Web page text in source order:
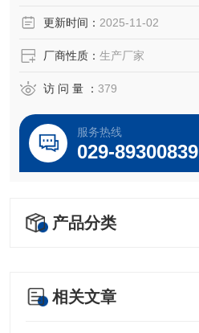
更新时间： 2025-11-02
厂商性质： 生产厂家
访 问 量 ： 379
服务热线
029-89300839
产品分类
相关文章